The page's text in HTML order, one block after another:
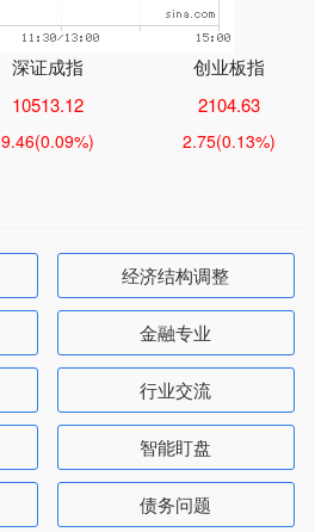
深证成指
10513.12
9.46(0.09%)
创业板指
2104.63
2.75(0.13%)
经济结构调整
金融专业
行业交流
智能盯盘
债务问题